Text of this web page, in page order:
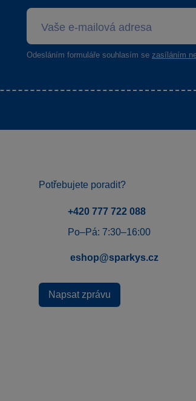
Odesláním formuláře souhlasím se zasíláním
Potřebujete poradit?
+420 777 722 088
Po–Pá: 7:30–16:00
eshop@sparkys.cz
Napsat zprávu